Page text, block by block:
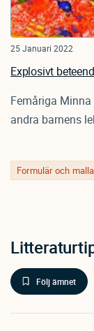
Formulär och
25 Januari 2022
Explosivt
Femåriga
andra barnens
Följ ämnet